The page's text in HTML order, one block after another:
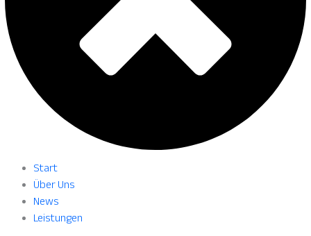
Start
Über Uns
News
Leistungen